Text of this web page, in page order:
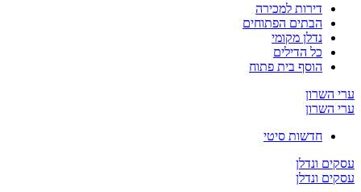
דירות למכירה
הבתים הפתוחים
נדלן מקומי
כל הדילים
הוסף בית פתוח
השרון
השרון
חדשות סיטי
ונדלן
ונדלן